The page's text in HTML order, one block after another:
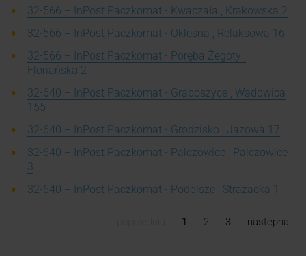
32-566 – InPost Paczkomat - Kwaczała , Krakowska 2
32-566 – InPost Paczkomat - Okleśna , Relaksowa 16
32-566 – InPost Paczkomat - Poręba Żegoty ,
Floriańska 2
32-640 – InPost Paczkomat - Graboszyce , Wadowica
155
32-640 – InPost Paczkomat - Grodzisko , Jazowa 17
32-640 – InPost Paczkomat - Palczowice , Palczowice
3
32-640 – InPost Paczkomat - Podolsze , Strażacka 1
1 2 3 następna